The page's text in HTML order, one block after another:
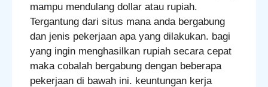
mampu mendulang dollar atau rupiah.
Tergantung dari situs mana anda bergabung
dan jenis pekerjaan apa yang dilakukan. bagi
yang ingin menghasilkan rupiah secara cepat
maka cobalah bergabung dengan beberapa
pekerjaan di bawah ini. keuntungan kerja